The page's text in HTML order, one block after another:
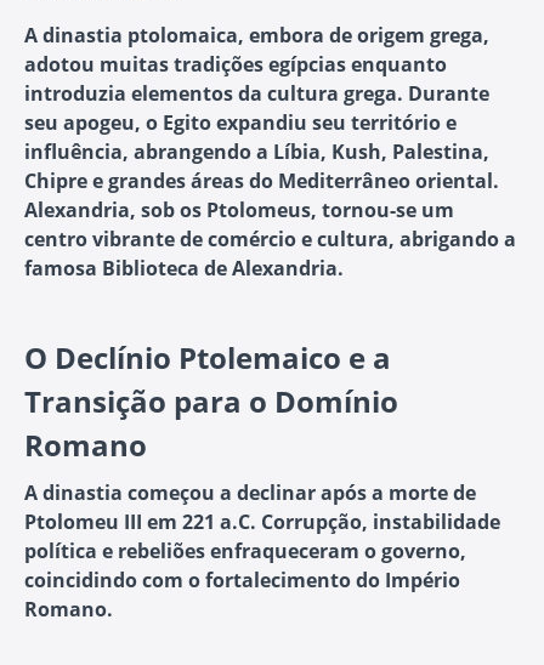
A dinastia ptolomaica, embora de origem grega,
adotou muitas tradições egípcias enquanto
introduzia elementos da cultura grega. Durante
seu apogeu, o Egito expandiu seu território e
influência, abrangendo a Líbia, Kush, Palestina,
Chipre e grandes áreas do Mediterrâneo oriental.
Alexandria, sob os Ptolomeus, tornou-se um
centro vibrante de comércio e cultura, abrigando a
famosa Biblioteca de Alexandria.
O Declínio Ptolemaico e a
Transição para o Domínio
Romano
A dinastia começou a declinar após a morte de
Ptolomeu III em 221 a.C. Corrupção, instabilidade
política e rebeliões enfraqueceram o governo,
coincidindo com o fortalecimento do Império
Romano.